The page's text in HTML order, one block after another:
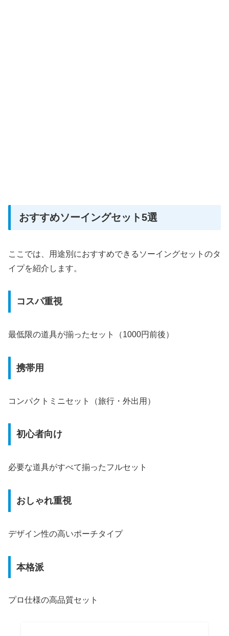
おすすめソーイングセット5選
ここでは、用途別におすすめできるソーイングセットのタ
イプを紹介します。
コスパ重視
最低限の道具が揃ったセット（1000円前後）
携帯用
コンパクトミニセット（旅行・外出用）
初心者向け
必要な道具がすべて揃ったフルセット
おしゃれ重視
デザイン性の高いポーチタイプ
本格派
プロ仕様の高品質セット